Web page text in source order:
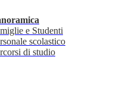
e Studenti
scolastico
di studio